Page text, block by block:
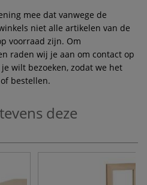
mee dat vanwege de
niet alle artikelen van de
voorraad zijn. Om
raden wij je aan om contact op
wilt bezoeken, zodat we het
bestellen.
deze